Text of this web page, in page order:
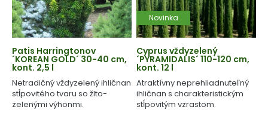
Patis Harringtonov
´KOREAN GOLD´ 30-40 cm,
kont. 2,5 l
Netradičný vždyzelený ihličnan
stĺpovitého tvaru so žlto-
zelenými výhonmi.
Novinka
Cyprus vždyzelený
´PYRAMIDALIS´ 110-120 cm,
kont. 12 l
Atraktívny neprehliadnuteľný
ihličnan s charakteristickým
stĺpovitým vzrastom.